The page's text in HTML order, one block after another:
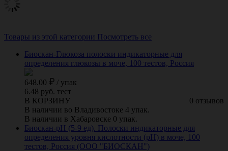
Товары из этой категории Посмотреть все
Биоскан-Глюкоза полоски индикаторные для
определения глюкозы в моче, 100 тестов, Россия
648.00 / упак
6.48 руб. тест
0 отзывов
В КОРЗИНУ
В наличии во Владивостоке 4 упак.
В наличии в Хабаровске 0 упак.
Биоскан-pH (5-9 ед). Полоски индикаторные для
определения уровня кислотности (pH) в моче, 100
тестов, Россия (ООО "БИОСКАН")